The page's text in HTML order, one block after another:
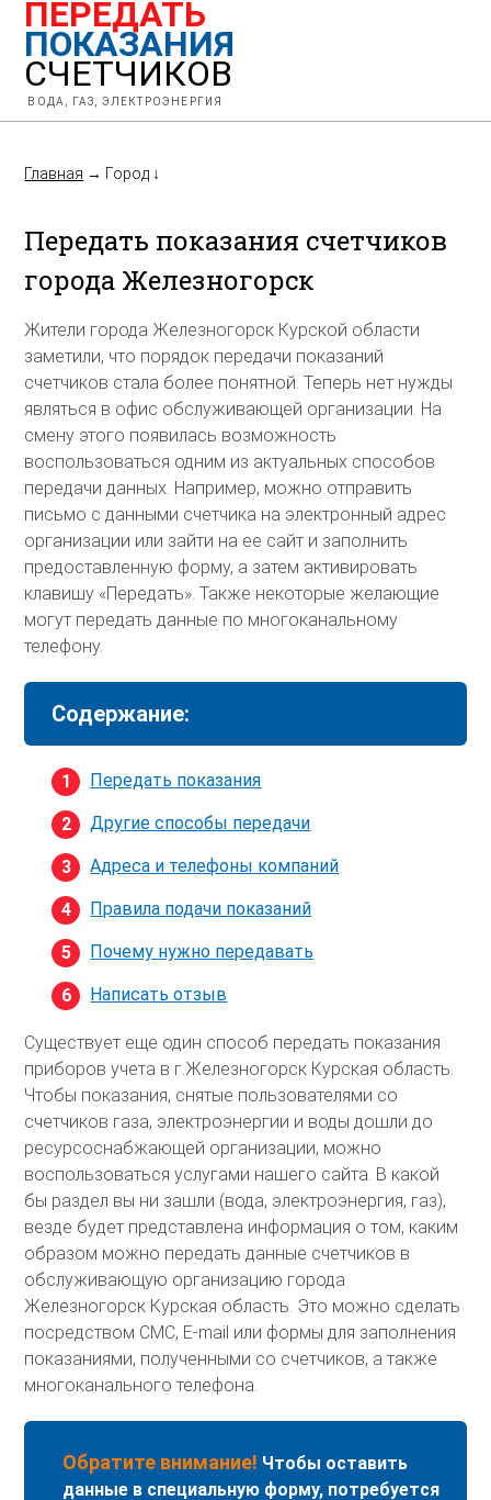
ПЕРЕДАТЬ
ПОКАЗАНИЯ
СЧЕТЧИКОВ
ВОДА, ГАЗ, ЭЛЕКТРОЭНЕРГИЯ
Главная → Город ↓
Передать показания счетчиков
города Железногорск
Жители города Железногорск Курской области
заметили, что порядок передачи показаний
счетчиков стала более понятной. Теперь нет нужды
являться в офис обслуживающей организации. На
смену этого появилась возможность
воспользоваться одним из актуальных способов
передачи данных. Например, можно отправить
письмо с данными счетчика на электронный адрес
организации или зайти на ее сайт и заполнить
предоставленную форму, а затем активировать
клавишу «Передать». Также некоторые желающие
могут передать данные по многоканальному
телефону.
Содержание:
Передать показания
Другие способы передачи
Адреса и телефоны компаний
Правила подачи показаний
Почему нужно передавать
Написать отзыв
Существует еще один способ передать показания
приборов учета в г.Железногорск Курская область.
Чтобы показания, снятые пользователями со
счетчиков газа, электроэнергии и воды дошли до
ресурсоснабжающей организации, можно
воспользоваться услугами нашего сайта. В какой
бы раздел вы ни зашли (вода, электроэнергия, газ),
везде будет представлена информация о том, каким
образом можно передать данные счетчиков в
обслуживающую организацию города
Железногорск Курская область. Это можно сделать
посредством СМС, E-mail или формы для заполнения
показаниями, полученными со счетчиков, а также
многоканального телефона.
Обратите внимание! Чтобы оставить
данные в специальную форму, потребуется